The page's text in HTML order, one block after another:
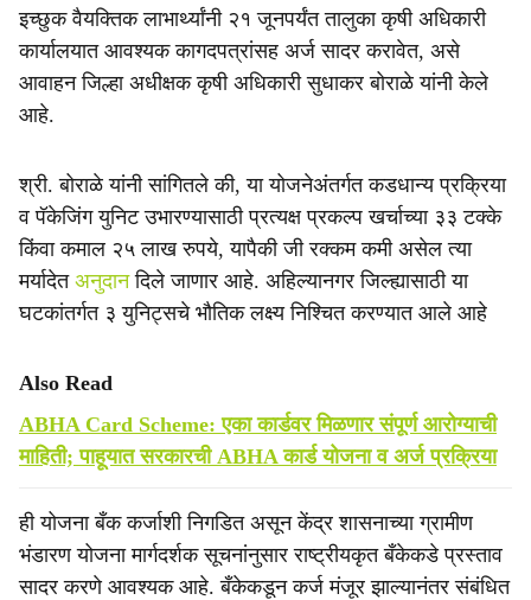
इच्छुक वैयक्तिक लाभार्थ्यांनी २१ जूनपर्यंत तालुका कृषी अधिकारी
कार्यालयात आवश्यक कागदपत्रांसह अर्ज सादर करावेत, असे
आवाहन जिल्हा अधीक्षक कृषी अधिकारी सुधाकर बोराळे यांनी केले
आहे.
श्री. बोराळे यांनी सांगितले की, या योजनेअंतर्गत कडधान्य प्रक्रिया
व पॅकेजिंग युनिट उभारण्यासाठी प्रत्यक्ष प्रकल्प खर्चाच्या ३३ टक्के
किंवा कमाल २५ लाख रुपये, यापैकी जी रक्कम कमी असेल त्या
मर्यादेत अनुदानदिले जाणार आहे. अहिल्यानगर जिल्ह्यासाठी या
घटकांतर्गत ३ युनिट्सचे भौतिक लक्ष्य निश्चित करण्यात आले आहे
Also Read
ABHA Card Scheme: एका कार्डवर मिळणार संपूर्ण आरोग्याची
माहिती; पाहूयात सरकारची ABHA कार्ड योजना व अर्ज प्रक्रिया
ही योजना बँक कर्जाशी निगडित असून केंद्र शासनाच्या ग्रामीण
भंडारण योजना मार्गदर्शक सूचनांनुसार राष्ट्रीयकृत बँकेकडे प्रस्ताव
सादर करणे आवश्यक आहे. बँकेकडून कर्ज मंजूर झाल्यानंतर संबंधित